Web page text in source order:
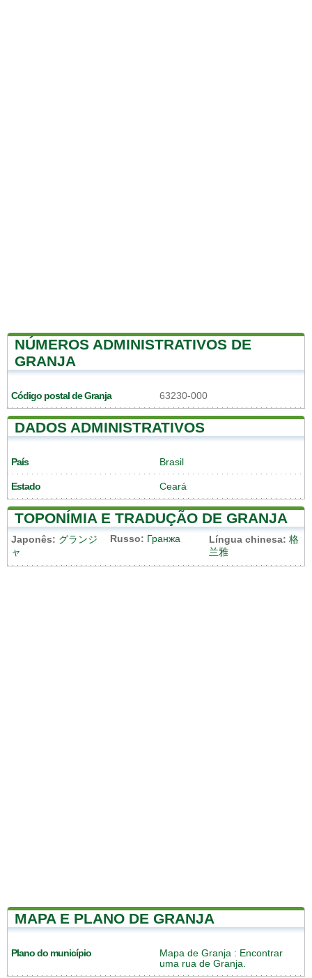
NÚMEROS ADMINISTRATIVOS DE
GRANJA
Código postal de Granja 63230-000
DADOS ADMINISTRATIVOS
País Brasil
Estado Ceará
TOPONÍMIA E TRADUÇÃO DE GRANJA
Japonês: グランジ
ャ
Russo: Гранжа Língua chinesa: 格
兰雅
MAPA E PLANO DE GRANJA
Plano do município Mapa de Granja : Encontrar
uma rua de Granja.